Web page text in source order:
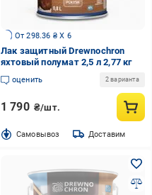
От 298.36 ₴ X 6
Лак защитный Drewnochron
яхтовый полумат 2,5 л 2,77 кг
оценить 2 варианта
1 790 ₴/шт.
Cамовывоз Доставим